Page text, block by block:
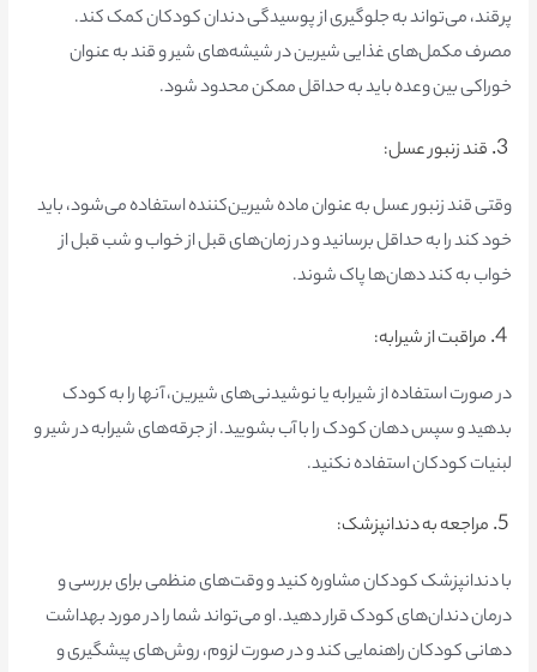
پرقند، می‌تواند به جلوگیری از پوسیدگی دندان‌ کودکان کمک کند.
مصرف مکمل‌های غذایی شیرین در شیشه‌های شیر و قند به عنوان
خوراکی بین وعده باید به حداقل ممکن محدود شود.
قند زنبور عسل:
وقتی قند زنبور عسل به عنوان ماده شیرین‌کننده استفاده می‌شود، باید
خود کند را به حداقل برسانید و در زمان‌های قبل از خواب و شب قبل از
خواب به کند دهان‌ها پاک شوند.
مراقبت از شیرابه:
در صورت استفاده از شیرابه یا نوشیدنی‌های شیرین، آنها را به کودک
بدهید و سپس دهان کودک را با آب بشویید. از جرقه‌های شیرابه در شیر و
لبنیات کودکان استفاده نکنید.
5.
مراجعه به دندانپزشک:
با دندانپزشک کودکان مشاوره کنید و وقت‌های منظمی برای بررسی و
درمان دندان‌های کودک قرار دهید. او می‌تواند شما را در مورد بهداشت
دهانی کودکان راهنمایی کند و در صورت لزوم، روش‌های پیشگیری و